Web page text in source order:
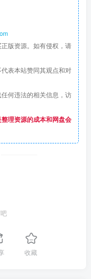
版资源。如有侵权，请
表本站赞同其观点和对
何违法的相关信息，访
理资源的成本和网盘会
收藏